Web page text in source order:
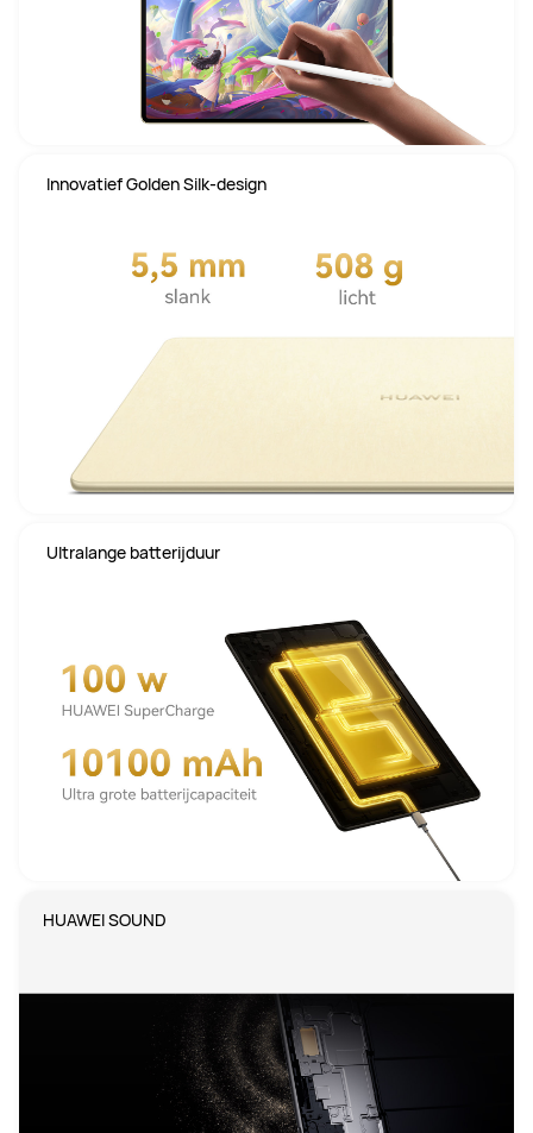
Innovatief Golden Silk-design
Ultralange batterijduur